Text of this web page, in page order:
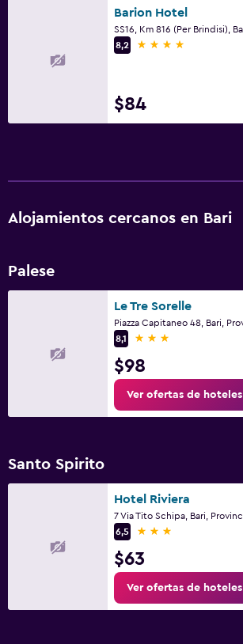
Barion Hotel
8,2
4 estrellas
$84
Alojamientos cercanos en Bari
Palese
Le Tre Sorelle
8,1
3 estrellas
$98
Ver ofertas de hoteles
Santo Spirito
Hotel Riviera
6,5
3 estrellas
$63
Ver ofertas de hoteles